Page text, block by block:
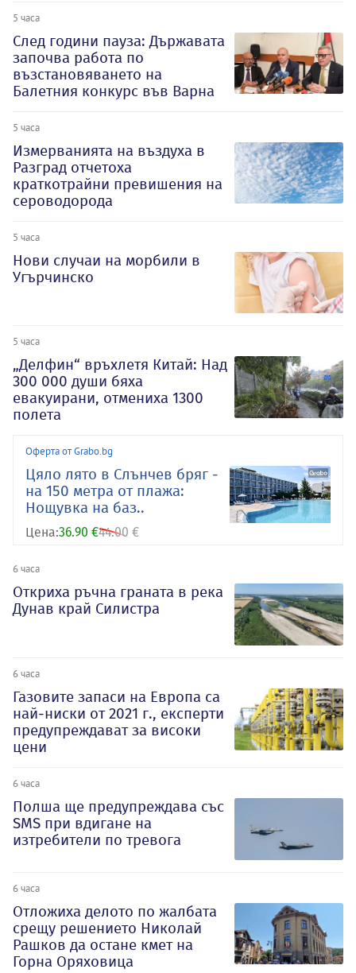
5 часа
След години пауза: Държавата
започва работа по
възстановяването на
Балетния конкурс във Варна
5 часа
Измерванията на въздуха в
Разград отчетоха
краткотрайни превишения на
сероводорода
5 часа
Нови случаи на морбили в
Угърчинско
5 часа
„Делфин“ връхлетя Китай: Над
300 000 души бяха
евакуирани, отмениха 1300
полета
Оферта от Grabo.bg
Цяло лято в Слънчев бряг -
на 150 метра от плажа:
Нощувка на баз..
Цена:36.90 €44.00 €
6 часа
Откриха ръчна граната в река
Дунав край Силистра
6 часа
Газовите запаси на Европа са
най-ниски от 2021 г., експерти
предупреждават за високи
цени
6 часа
Полша ще предупреждава със
SMS при вдигане на
изтребители по тревога
6 часа
Отложиха делото по жалбата
срещу решението Николай
Рашков да остане кмет на
Горна Оряховица